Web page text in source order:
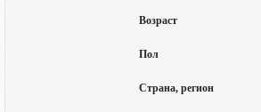
Возраст
Пол
Страна, регион